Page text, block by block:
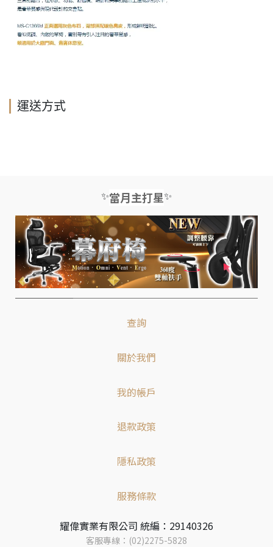
運送方式
✨當月主打星✨
查詢
關於我們
我的帳戶
退款政策
隱私政策
服務條款
耀偉實業有限公司 統編：29140326
客服專線：(02)2275-5828